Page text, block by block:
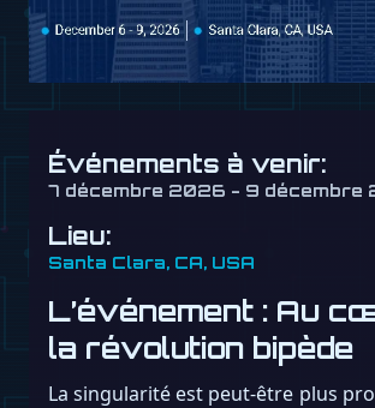
Événements à venir:
7 décembre 2026 - 9 décembre
Lieu:
Santa Clara, CA, USA
L’événement : Au
la révolution bipède
La singularité est peut-être plus